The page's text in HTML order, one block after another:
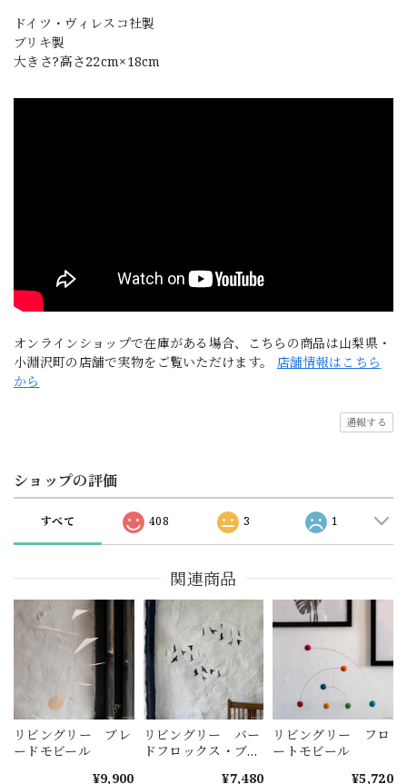
ドイツ・ヴィレスコ社製
ブリキ製
大きさ?高さ22cm×18cm
オンラインショップで在庫がある場合、こちらの商品は山梨県・
小淵沢町の店舗で実物をご覧いただけます。 店舗情報はこちら
から
通報する
ショップの評価
すべて 408 3 1
関連商品
リビングリー ブレ
ードモビール
¥9,900
リビングリー バー
ドフロックス・ブラ
¥7,480
リビングリー フロ
ートモビール
¥5,720